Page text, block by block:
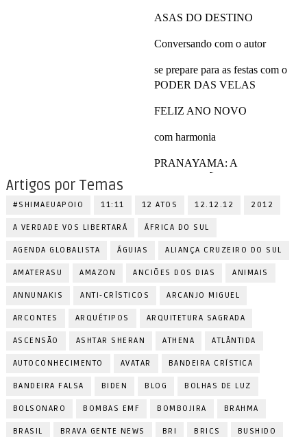
Artigos por Temas
#SHIMAEUAPOIO 11:11 12 ATOS 12.12.12 2012
A VERDADE VOS LIBERTARÁ ÁFRICA DO SUL
AGENDA GLOBALISTA ÁGUIAS ALIANÇA CRUZEIRO DO SUL
AMATERASU AMAZON ANCIÕES DOS DIAS ANIMAIS
ANNUNAKIS ANTI-CRÍSTICOS ARCANJO MIGUEL
ARCONTES ARQUÉTIPOS ARQUITETURA SAGRADA
ASCENSÃO ASHTAR SHERAN ATHENA ATLÂNTIDA
AUTOCONHECIMENTO AVATAR BANDEIRA CRÍSTICA
BANDEIRA FALSA BIDEN BLOG BOLHAS DE LUZ
BOLSONARO BOMBAS EMF BOMBOJIRA BRAHMA
BRASIL BRAVA GENTE NEWS BRI BRICS BUSHIDO